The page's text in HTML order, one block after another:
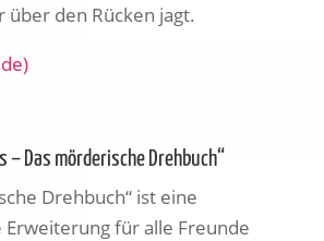
über den Rücken jagt.
– Das mörderische Drehbuch“
Drehbuch“ ist eine
Erweiterung für alle Freunde